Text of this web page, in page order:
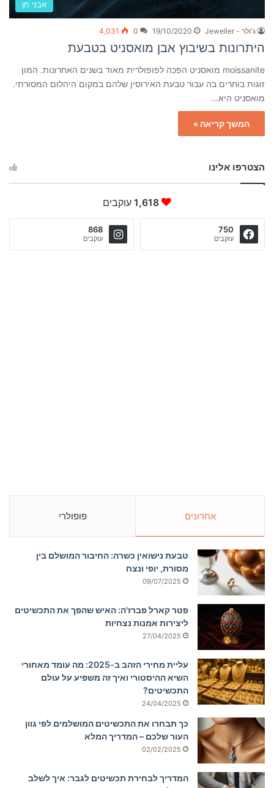
אבני חן
ג'ולר - Jeweller 19/10/2020
0
4,031
היתרונות בשיבוץ אבן מואסניט בטבעת
moissanite מואסניט הפכה לפופולרית מאוד בשנים האחרונות. המון
זוגות בוחרים בה עבור טבעת האירוסין שלהם במקום היהלום המסורתי.
מואסניט היא…
המשך קריאה »
הצטרפו אלינו
1,618 עוקבים
750
עוקבים
868
עוקבים
אחרונים פופולרי
טבעת נישואין כשרה: החיבור המושלם בין
מסורת, יופי ונצח
09/07/2025
פטר קארל פברז'ה: האיש שהפך את התכשיטים
ליצירות אמנות נצחיות
27/04/2025
עליית מחירי הזהב ב-2025: מה עומד מאחורי
השיא ההיסטורי ואיך זה משפיע על עולם
התכשיטים?
24/04/2025
כך תבחרו את התכשיטים המושלמים לפי גוון
העור שלכם – המדריך המלא
02/02/2025
המדריך לבחירת תכשיטים לגבר: איך לשלב